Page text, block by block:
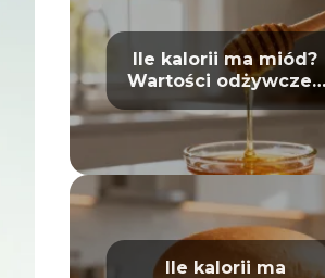
Ile kalorii ma miód?
Wartości odżywcze i
właściwości
Ile kalorii ma